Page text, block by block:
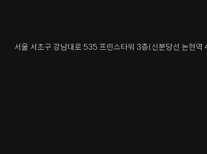
서울 서초구 강남대로 535 프린스타워 3층(신분당선 논현역